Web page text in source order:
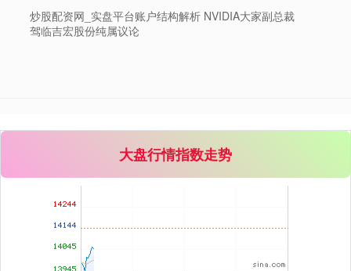
炒股配资网_实盘平台账户结构解析 NVIDIA大家副总裁
驾临吉宏股份纯属议论
大盘行情指数走势